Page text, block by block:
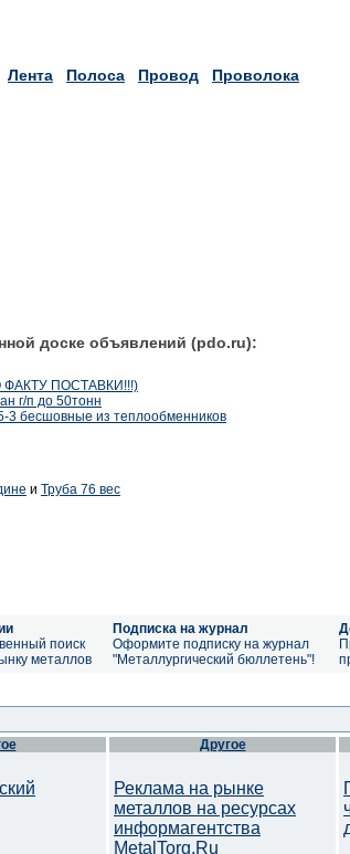
Лента Полоса Провод Проволока
доске объявлений (pdo.ru):
ФАКТУ ПОСТАВКИ!!!)
г/п до 50тонн
3 бесшовные из теплообменников
и Труба 76 вес
поиск
металлов
Подписка на журнал
Оформите подписку на журнал
"Металлургический бюллетень"!
Другое
Реклама на рынке
металлов на ресурсах
информагентства
MetalTorg.Ru